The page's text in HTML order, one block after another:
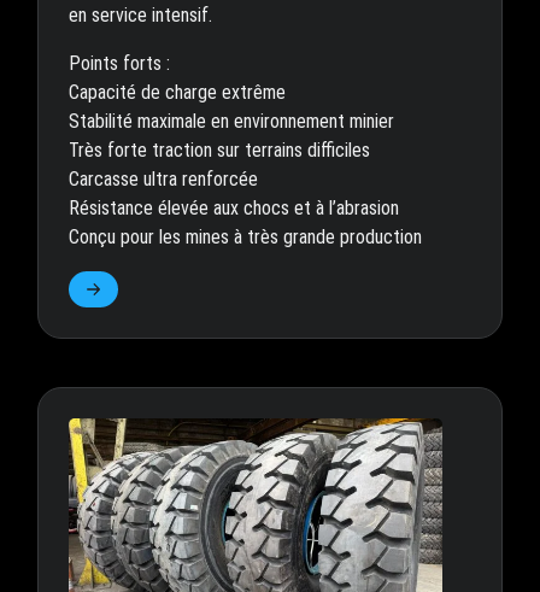
en service intensif.
Points forts :
Capacité de charge extrême
Stabilité maximale en environnement minier
Très forte traction sur terrains difficiles
Carcasse ultra renforcée
Résistance élevée aux chocs et à l’abrasion
Conçu pour les mines à très grande production